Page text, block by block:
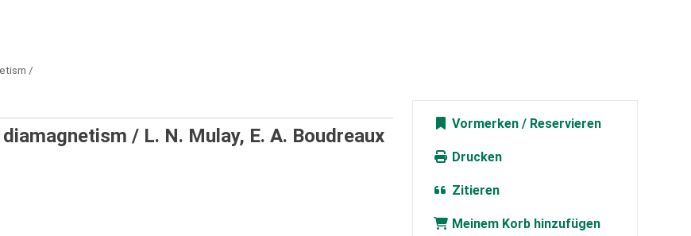
/
/ L. N. Mulay, E. A. Boudreaux
Vormerken
Drucken
Zitieren
Meinem Korb hinzufügen